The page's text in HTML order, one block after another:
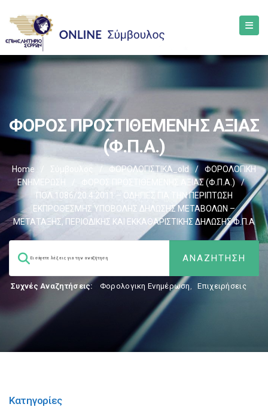
ΦΟΡΟΣ ΠΡΟΣΤΙΘΕΜΕΝΗΣ ΑΞΙΑΣ
(Φ.Π.Α.)
Home Σύμβουλος / ΦΟΡΟΛΟΓΙΣΤΙΚΑ_old /
ΦΟΡΟΛΟΓΙΚΗ
ΕΝΗΜΕΡΩΣΗ
ΦΟΡΟΣ ΠΡΟΣΤΙΘΕΜΕΝΗΣ ΑΞΙΑΣ (Φ.Π.Α.)
/
ΠΟΛ.1086/20.4.2011 – ΟΔΗΓΙΕΣ ΓΙΑ ΤΗΝ ΠΕΡΙΠΤΩΣΗ
ΕΚΠΡΟΘΕΣΜΗΣ ΥΠΟΒΟΛΗΣ ΔΗΛΩΣΗΣ ΜΕΤΑΒΟΛΩΝ –
ΜΕΤΑΤΑΞΗΣ, ΠΕΡΙΟΔΙΚΗΣ ΚΑΙ ΕΚΚΑΘΑΡΙΣΤΙΚΗΣ ΔΗΛΩΣΗΣ Φ.Π.Α
Συχνές Αναζητήσεις: Φορολογικη Ενημέρωση, Επιχειρήσεις
Κατηγορίες